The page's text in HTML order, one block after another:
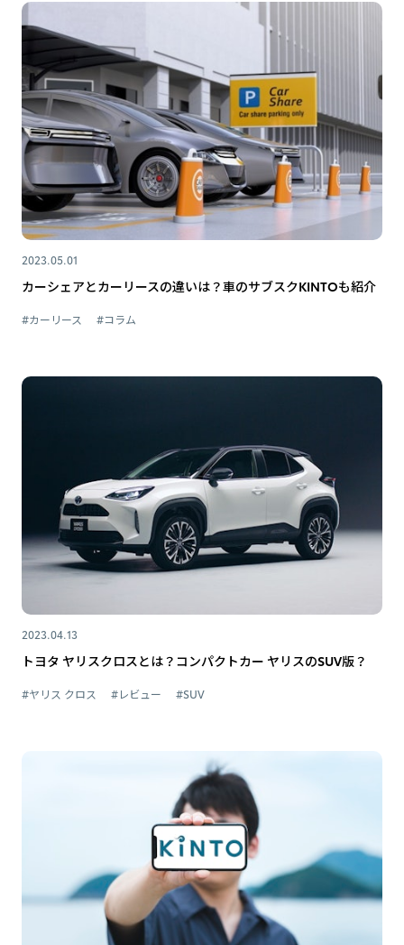
2023.05.01
カーシェアとカーリースの違いは？車のサブスクKINTOも紹介
#カーリース #コラム
2023.04.13
トヨタ ヤリスクロスとは？コンパクトカー ヤリスのSUV版？
#ヤリス クロス #レビュー #SUV